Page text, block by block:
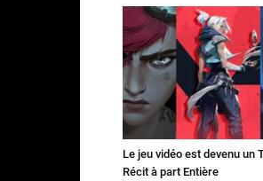
Le jeu vidéo est devenu un
Récit à part Entière